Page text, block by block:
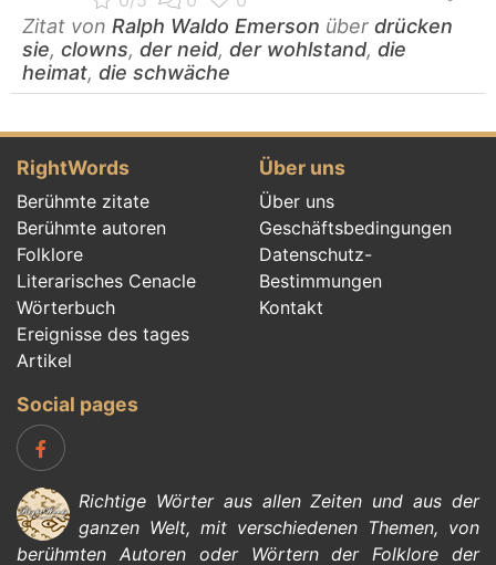
Zitat von Ralph Waldo Emerson über drücken
sie, clowns, der neid, der wohlstand, die
heimat, die schwäche
RightWords
Berühmte zitate
Berühmte autoren
Folklore
Literarisches Cenacle
Wörterbuch
Ereignisse des tages
Artikel
Über uns
Über uns
Geschäftsbedingungen
Datenschutz-
Bestimmungen
Kontakt
Social pages
Richtige Wörter aus allen Zeiten und aus der
ganzen Welt, mit verschiedenen Themen, von
berühmten Autorenoder Wörtern der Folklore der